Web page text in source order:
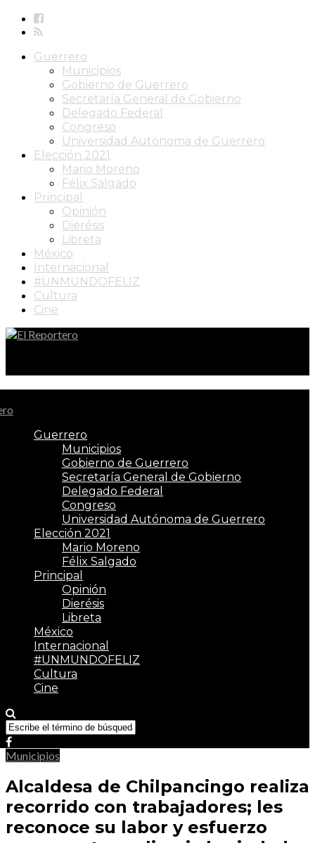
Guerrero
Municipios
Gobierno de Guerrero
Secretaría General de Gobierno
Delegado Federal
Congreso
Universidad Autónoma de Guerrero
Elección 2021
Mario Moreno
Félix Salgado
Principal
Opinión
Dierésis
Libreta
México
Internacional
#UNMUNDOFELIZ
Cultura
Cine
Guerrero
Municipios
Gobierno de Guerrero
Secretaría General de Gobierno
Delegado Federal
Congreso
Universidad Autónoma de Guerrero
Elección 2021
Mario Moreno
Félix Salgado
Principal
Opinión
Dierésis
Libreta
México
Internacional
#UNMUNDOFELIZ
Cultura
Cine
Municipios
Alcaldesa de Chilpancingo realiza
recorrido con trabajadores; les
reconoce su labor y esfuerzo